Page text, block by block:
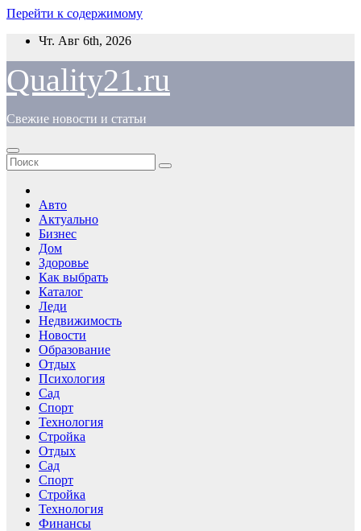
Перейти к содержимому
Чт. Авг 6th, 2026
Quality21.ru
Свежие новости и статьи
Авто
Актуально
Бизнес
Дом
Здоровье
Как выбрать
Каталог
Леди
Недвижимость
Новости
Образование
Отдых
Психология
Сад
Спорт
Технология
Стройка
Отдых
Сад
Спорт
Стройка
Технология
Финансы